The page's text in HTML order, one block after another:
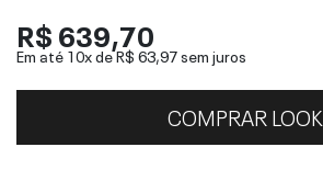
R$ 639,70
Em até 10x deR$ 63,97sem juros
COMPRAR LOOK